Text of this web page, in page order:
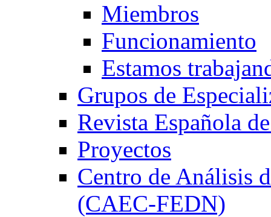
Miembros
Funcionamiento
Estamos
Grupos de
Revista Española
Proyectos
Centro de Análisis
(CAEC-FEDN)